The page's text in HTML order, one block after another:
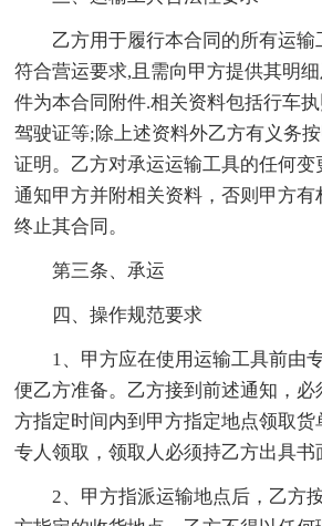
乙方用于履行本合同的所有运输
符合营运要求,且需向甲方提供其明
件为本合同附件.相关资料包括行车执
驾驶证等;除上述资料外乙方有义务
证明。乙方对承运运输工具的任何
通知甲方并附相关资料，否则甲方
终止其合同。
第三条、承运
四、操作规范要求
1、甲方应在使用运输工具前由
便乙方准备。乙方接到前述通知，必
方指定时间内到甲方指定地点领取货
专人领取，领取人必须持乙方出具书
2、甲方指派运输地点后，乙方